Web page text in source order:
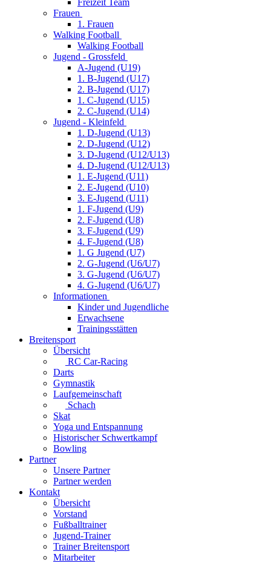
Freizeit Team
Frauen
1. Frauen
Walking Football
Walking Football
Jugend - Grossfeld
A-Jugend (U19)
1. B-Jugend (U17)
2. B-Jugend (U17)
1. C-Jugend (U15)
2. C-Jugend (U14)
Jugend - Kleinfeld
1. D-Jugend (U13)
2. D-Jugend (U12)
3. D-Jugend (U12/U13)
4. D-Jugend (U12/U13)
1. E-Jugend (U11)
2. E-Jugend (U10)
3. E-Jugend (U11)
1. F-Jugend (U9)
2. F-Jugend (U8)
3. F-Jugend (U9)
4. F-Jugend (U8)
1. G Jugend (U7)
2. G-Jugend (U6/U7)
3. G-Jugend (U6/U7)
4. G-Jugend (U6/U7)
Informationen
Kinder und Jugendliche
Erwachsene
Trainingsstätten
Breitensport
Übersicht
RC Car-Racing
Darts
Gymnastik
Laufgemeinschaft
Schach
Skat
Yoga und Entspannung
Historischer Schwertkampf
Bowling
Partner
Unsere Partner
Partner werden
Kontakt
Übersicht
Vorstand
Fußballtrainer
Jugend-Trainer
Trainer Breitensport
Mitarbeiter